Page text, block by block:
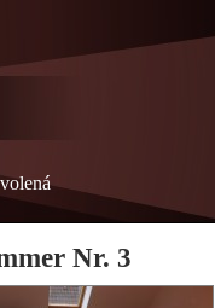
Nr. 3